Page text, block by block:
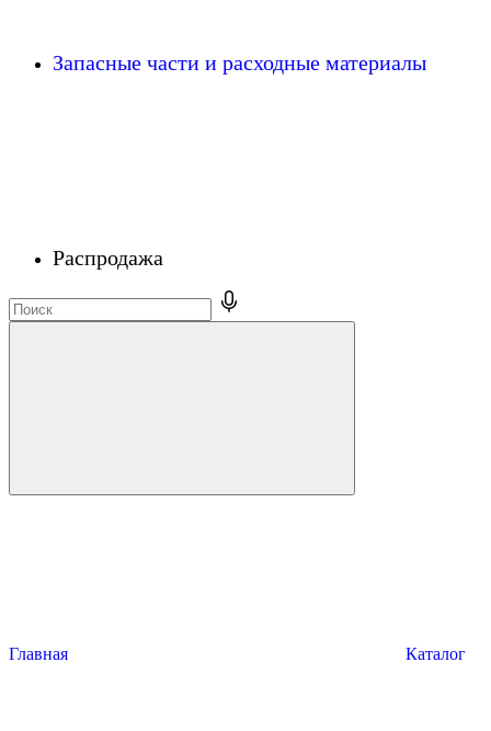
Запасные части и расходные материалы
Распродажа
Главная Каталог